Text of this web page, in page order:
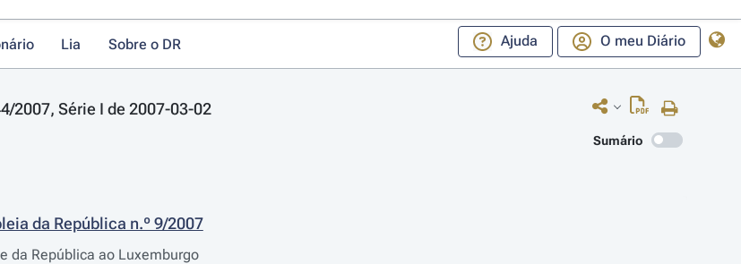
Lia Sobre o DR Ajuda O meu Diário
2007, Série I de 2007-03-02
Sumário
da República n.º 9/2007
da República ao Luxemburgo